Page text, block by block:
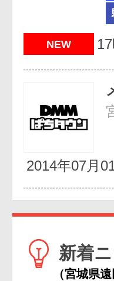
NEW
2014年07月
新着
（宮城県遠